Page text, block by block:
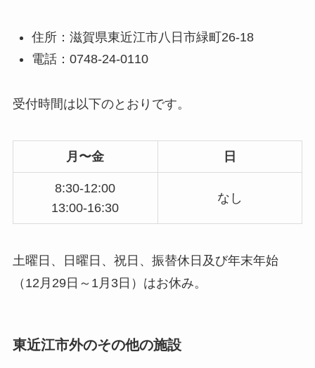
住所：滋賀県東近江市八日市緑町26-18
電話：0748-24-0110
受付時間は以下のとおりです。
月〜金 日
8:30-12:00
13:00-16:30
なし
土曜日、日曜日、祝日、振替休日及び年末年始
（12月29日～1月3日）はお休み。
東近江市外のその他の施設